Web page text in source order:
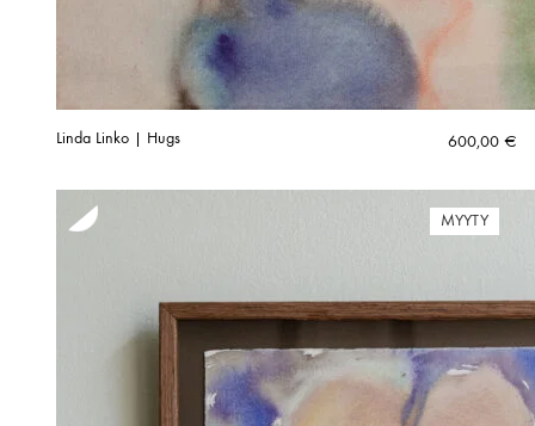
Linda Linko | Hugs 600,00 €
MYYTY